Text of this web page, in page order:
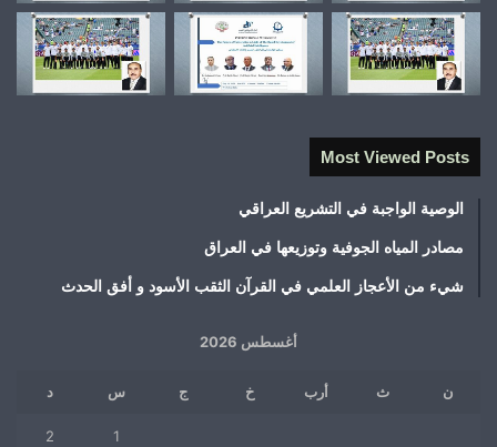
Most Viewed Posts
الوصية الواجبة في التشريع العراقي
مصادر المياه الجوفية وتوزيعها في العراق
شيء من الأعجاز العلمي في القرآن الثقب الأسود و أفق الحدث
أغسطس 2026
ن ث أرب خ ج س د
1
2